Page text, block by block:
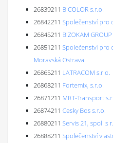
26839211 B COLOR s.r.o.
26842211 Společenství pro
26845211 BIZOKAM
26851211 Společenství pro
Moravská Ostrava
26865211 LATRACOM s.r.o.
26868211 Fortemix, s.r.o.
26871211 MRT-Transport
26874211 Cesky Bos s.r.o.
26880211 Servis 21, spol. s
26888211 Společenství